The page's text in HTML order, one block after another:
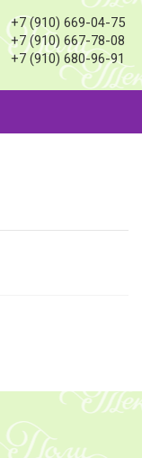
+7 (910) 669-04-75
+7 (910) 667-78-08
+7 (910) 680-96-91